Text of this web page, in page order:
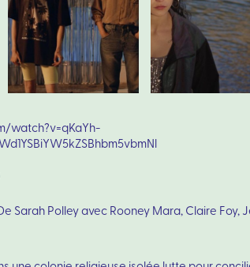
watch?v=qKaYh-
Sarah Polley avec Rooney Mara, Claire Foy,